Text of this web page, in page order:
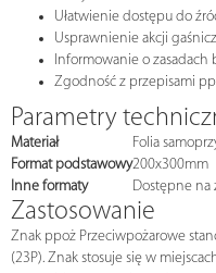
Ułatwienie dostępu do
Usprawnienie akcji
Informowanie o
Zgodność z przepisami
Parametry
Materiał
Folia
Format podstawowy200x300mm
Inne formaty
Dostępne na
Zastosowanie
Znak ppoż Przeciwpożarowe
(23P). Znak stosuje się w